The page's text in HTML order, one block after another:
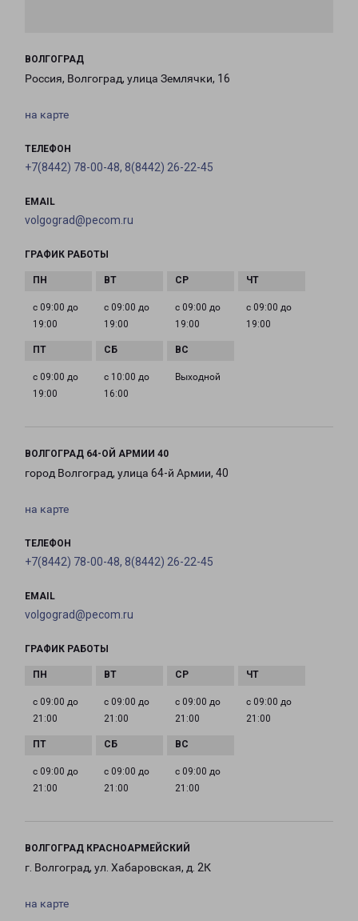
ВОЛГОГРАД
Россия, Волгоград, улица Землячки, 16
на карте
ТЕЛЕФОН
+7(8442) 78-00-48, 8(8442) 26-22-45
EMAIL
volgograd@pecom.ru
ГРАФИК РАБОТЫ
с 09:00 до
19:00
с 09:00 до
19:00
с 09:00 до
19:00
с 09:00 до
19:00
с 09:00 до
19:00
с 10:00 до
16:00
Выходной
ВОЛГОГРАД 64-ОЙ АРМИИ 40
город Волгоград, улица 64-й Армии, 40
на карте
ТЕЛЕФОН
+7(8442) 78-00-48, 8(8442) 26-22-45
EMAIL
volgograd@pecom.ru
ГРАФИК РАБОТЫ
с 09:00 до
21:00
с 09:00 до
21:00
с 09:00 до
21:00
с 09:00 до
21:00
с 09:00 до
21:00
с 09:00 до
21:00
с 09:00 до
21:00
ВОЛГОГРАД КРАСНОАРМЕЙСКИЙ
г. Волгоград, ул. Хабаровская, д. 2К
на карте